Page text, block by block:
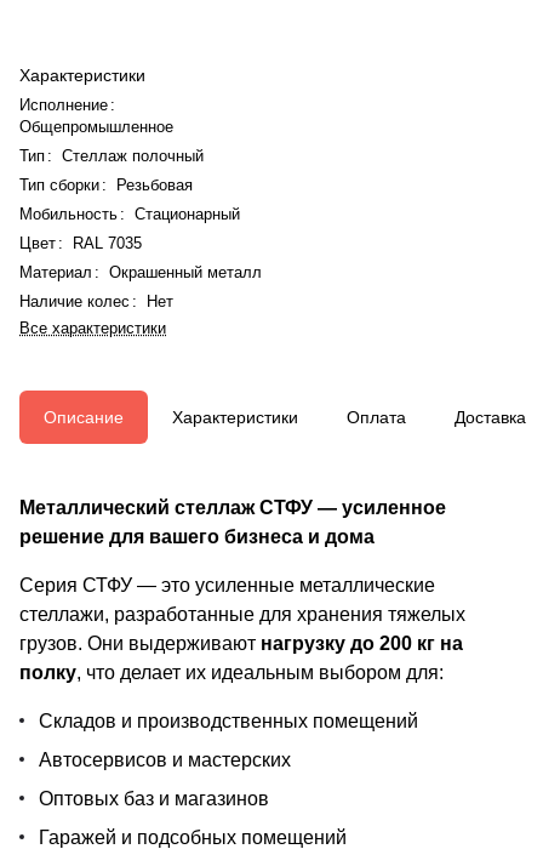
Характеристики
Исполнение :
Общепромышленное
Тип : Стеллаж полочный
Тип сборки:
Резьбовая
Мобильность : Стационарный
Цвет :
RAL 7035
Материал : Окрашенный металл
Наличие колес :
Нет
Все характеристики
Описание Характеристики Оплата Доставка
Металлический стеллаж СТФУ — усиленное
решение для вашего бизнеса и дома
Серия СТФУ — это усиленные металлические
стеллажи, разработанные для хранения тяжелых
грузов. Они выдерживают нагрузку до 200 кг на
полку, что делает их идеальным выбором для:
Складов и производственных помещений
Автосервисов и мастерских
Оптовых баз и магазинов
Гаражей и подсобных помещений